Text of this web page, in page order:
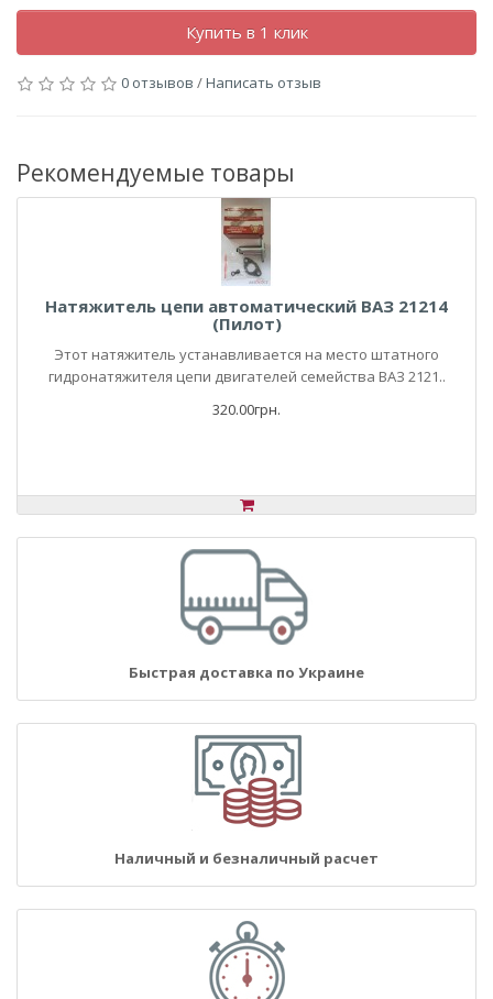
Купить в 1 клик
0 отзывов /Написать отзыв
Рекомендуемые товары
Натяжитель цепи автоматический ВАЗ 21214
(Пилот)
Этот натяжитель устанавливается на место штатного
гидронатяжителя цепи двигателей семейства ВАЗ 2121..
320.00грн.
Быстрая доставка по Украине
Наличный и безналичный расчет